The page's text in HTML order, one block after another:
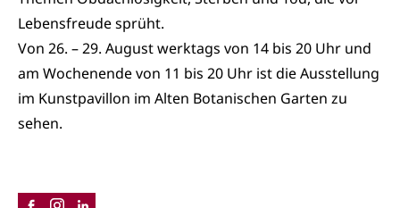
Lebensfreude sprüht.
Von 26. – 29. August werktags von 14 bis 20 Uhr und
am Wochenende von 11 bis 20 Uhr ist die Ausstellung
im Kunstpavillon im Alten Botanischen Garten zu
sehen.